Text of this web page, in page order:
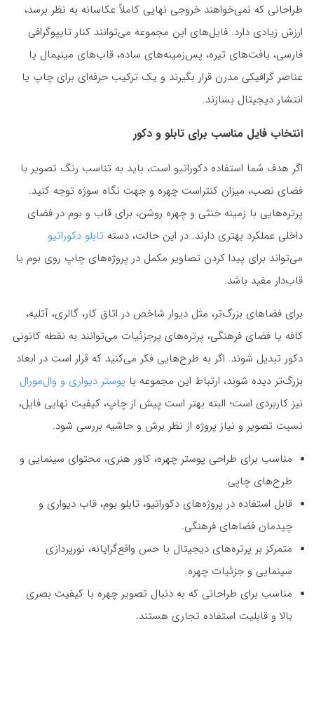
طراحانی که نمی‌خواهند خروجی نهایی کاملاً عکاسانه به نظر برسد،
ارزش زیادی دارد. فایل‌های این مجموعه می‌توانند کنار تایپوگرافی
فارسی، بافت‌های تیره، پس‌زمینه‌های ساده، قاب‌های مینیمال یا
عناصر گرافیکی مدرن قرار بگیرند و یک ترکیب حرفه‌ای برای چاپ یا
انتشار دیجیتال بسازند.
انتخاب فایل مناسب برای تابلو و دکور
اگر هدف شما استفاده دکوراتیو است، باید به تناسب رنگ تصویر با
فضای نصب، میزان کنتراست چهره و جهت نگاه سوژه توجه کنید.
پرتره‌هایی با زمینه خنثی و چهره روشن، برای قاب و بوم در فضای
داخلی عملکرد بهتری دارند. در این حالت، دسته تابلو دکوراتیو
می‌تواند برای پیدا کردن تصاویر مکمل در پروژه‌های چاپ روی بوم یا
قاب‌دار مفید باشد.
برای فضاهای بزرگ‌تر، مثل دیوار شاخص در اتاق کار، گالری، آتلیه،
کافه یا فضای فرهنگی، پرتره‌های پرجزئیات می‌توانند به نقطه کانونی
دکور تبدیل شوند. اگر به طرح‌هایی فکر می‌کنید که قرار است در ابعاد
بزرگ‌تر دیده شوند، ارتباط این مجموعه با پوستر دیواری و وال‌مورال
نیز کاربردی است؛ البته بهتر است پیش از چاپ، کیفیت نهایی فایل،
نسبت تصویر و نیاز پروژه از نظر برش و حاشیه بررسی شود.
مناسب برای طراحی پوستر چهره، کاور هنری، محتوای سینمایی و
طرح‌های چاپی.
قابل استفاده در پروژه‌های دکوراتیو، تابلو بوم، قاب دیواری و
چیدمان فضاهای فرهنگی.
متمرکز بر پرتره‌های دیجیتال با حس واقع‌گرایانه، نورپردازی
سینمایی و جزئیات چهره.
مناسب برای طراحانی که به دنبال تصویر چهره با کیفیت بصری
بالا و قابلیت استفاده تجاری هستند.